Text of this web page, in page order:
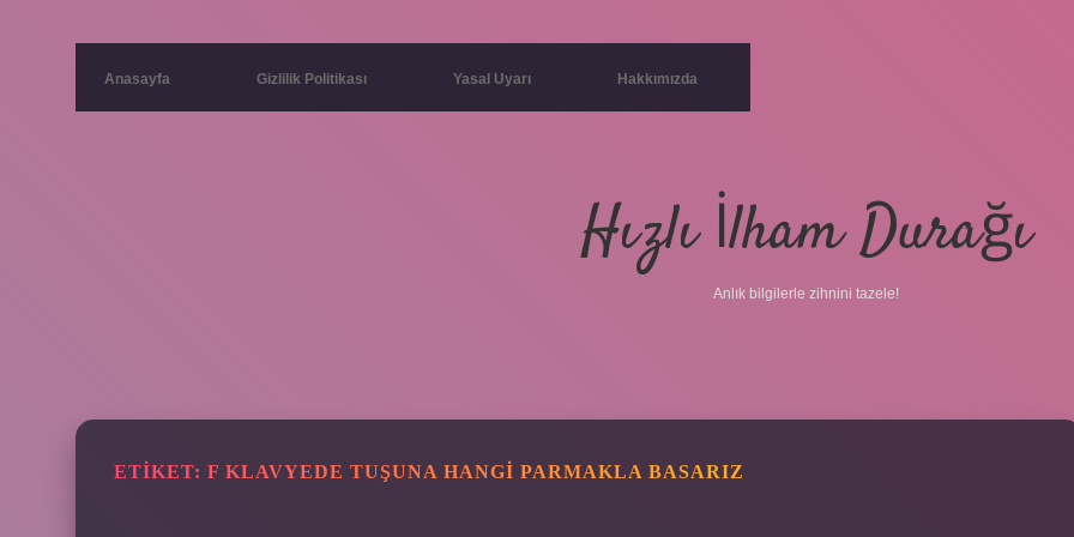
Anasayfa Gizlilik Politikası Yasal Uyarı Hakkımızda
Hızlı İlham Durağı
Anlık bilgilerle zihnini tazele!
ETIKET: F KLAVYEDE TUŞUNA HANGI PARMAKLA BASARIZ